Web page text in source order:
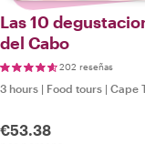
Las 10
del Cabo
202 reseñas
3 hours | Food tours | Cape
€53.38